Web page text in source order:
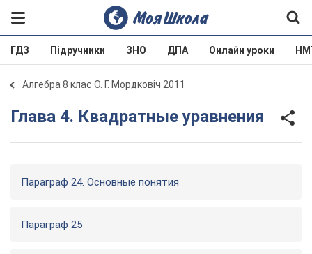
ГДЗ Підручники ЗНО ДПА Онлайн уроки
Алгебра 8 клас О. Г. Мордковіч 2011
Глава 4. Квадратные уравнения
Параграф 24. Основные понятия
Параграф 25